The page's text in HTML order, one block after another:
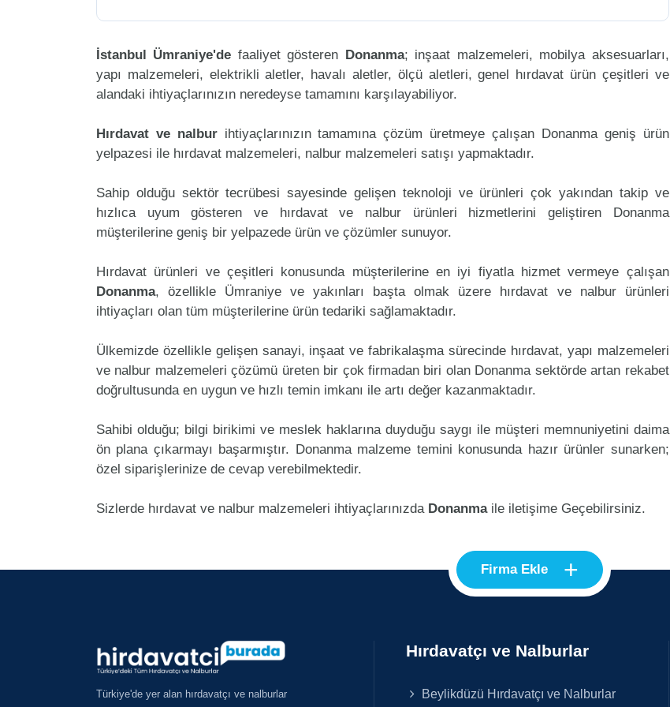
İstanbul Ümraniye'de faaliyet gösteren Donanma; inşaat malzemeleri, mobilya aksesuarları,
yapı malzemeleri, elektrikli aletler, havalı aletler, ölçü aletleri, genel hırdavat ürün çeşitleri ve
alandaki ihtiyaçlarınızın neredeyse tamamını karşılayabiliyor.
Hırdavat ve nalburihtiyaçlarınızın tamamına çözüm üretmeye çalışan Donanma geniş ürün
yelpazesi ile hırdavat malzemeleri, nalbur malzemeleri satışı yapmaktadır.
Sahip olduğu sektör tecrübesi sayesinde gelişen teknoloji ve ürünleri çok yakından takip ve
hızlıca uyum gösteren ve hırdavat ve nalbur ürünleri hizmetlerini geliştiren Donanma
müşterilerine geniş bir yelpazede ürün ve çözümler sunuyor.
Hırdavat ürünleri ve çeşitleri konusunda müşterilerine en iyi fiyatla hizmet vermeye çalışan
Donanma, özellikle Ümraniye ve yakınları başta olmak üzere hırdavat ve nalbur ürünleri
ihtiyaçları olan tüm müşterilerine ürün tedariki sağlamaktadır.
Ülkemizde özellikle gelişen sanayi, inşaat ve fabrikalaşma sürecinde hırdavat, yapı malzemeleri
ve nalbur malzemeleri çözümü üreten bir çok firmadan biri olan Donanma sektörde artan rekabet
doğrultusunda en uygun ve hızlı temin imkanı ile artı değer kazanmaktadır.
Sahibi olduğu; bilgi birikimi ve meslek haklarına duyduğu saygı ile müşteri memnuniyetini daima
ön plana çıkarmayı başarmıştır. Donanma malzeme temini konusunda hazır ürünler sunarken;
özel siparişlerinize de cevap verebilmektedir.
Sizlerde hırdavat ve nalbur malzemeleri ihtiyaçlarınızda Donanmaile iletişime Geçebilirsiniz.
Firma Ekle +
Türkiye'de yer alan hırdavatçı ve nalburlar
Hırdavatçı ve Nalburlar
Beylikdüzü Hırdavatçı ve Nalburlar